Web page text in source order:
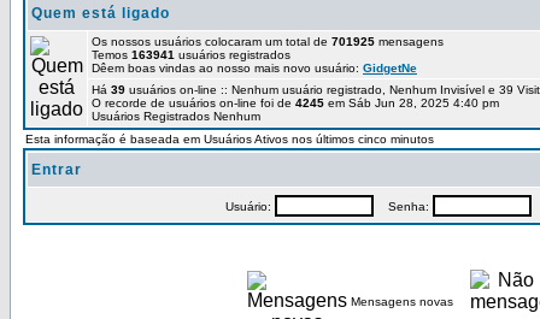
Quem está ligado
Os nossos usuários colocaram um total de 701925 mensagens
Temos 163941 usuários registrados
Dêem boas vindas ao nosso mais novo usuário: GidgetNe
Há 39 usuários on-line :: Nenhum usuário registrado, Nenhum Invisível e 39
O recorde de usuários on-line foi de 4245 em Sáb Jun 28, 2025 4:40 pm
Usuários Registrados Nenhum
Esta informação é baseada em Usuários Ativos nos últimos cinco minutos
Entrar
Usuário: Senha:
Mensagens novas